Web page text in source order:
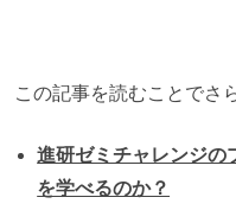
この記事を読むことでさ
進研ゼミチャレンジの
を学べるのか？